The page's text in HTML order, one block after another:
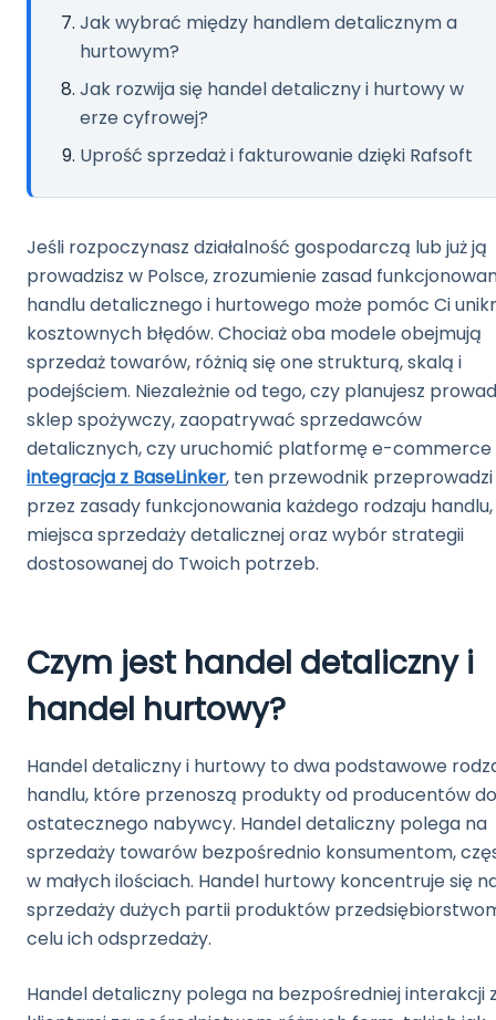
Jak wybrać między handlem detalicznym a
hurtowym?
Jak rozwija się handel detaliczny i hurtowy w
erze cyfrowej?
Uprość sprzedaż i fakturowanie dzięki Rafsoft
Jeśli rozpoczynasz działalność gospodarczą lub już ją
prowadzisz w Polsce, zrozumienie zasad
handlu detalicznego i hurtowego może pomóc Ci
kosztownych błędów. Chociaż oba modele obejmują
sprzedaż towarów, różnią się one strukturą, skalą i
podejściem. Niezależnie od tego, czy planujesz
sklep spożywczy, zaopatrywać sprzedawców
detalicznych, czy uruchomić platformę e-commerce
integracja z BaseLinker, ten przewodnik przeprowadzi
przez zasady funkcjonowania każdego rodzaju handlu,
miejsca sprzedaży detalicznej oraz wybór strategii
dostosowanej do Twoich potrzeb.
Czym jest handel detaliczny i
handel hurtowy?
Handel detaliczny i hurtowy to dwa podstawowe
handlu, które przenoszą produkty od producentów do
ostatecznego nabywcy. Handel detaliczny polega na
sprzedaży towarów bezpośrednio konsumentom,
w małych ilościach. Handel hurtowy koncentruje się
sprzedaży dużych partii produktów
celu ich odsprzedaży.
Handel detaliczny polega na bezpośredniej interakcji